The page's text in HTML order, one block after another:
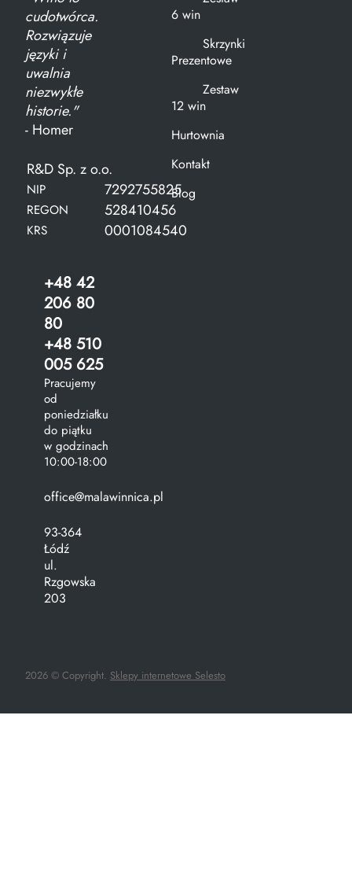
cudotwórca.
Rozwiązuje
języki i
uwalnia
niezwykłe
historie."
- Homer
R&D Sp. z o.o.
NIP 7292755825
REGON 528410456
KRS 0001084540
+48 42
206 80
80
+48 510
005 625
Pracujemy
od
poniedziałku
do piątku
w godzinach
10:00-18:00
office@malawinnica.pl
93-364
Łódź
ul.
Rzgowska
203
6 win
Skrzynki
Prezentowe
Zestaw
12 win
Hurtownia
Kontakt
Blog
2026 © Copyright. Sklepy internetowe Selesto